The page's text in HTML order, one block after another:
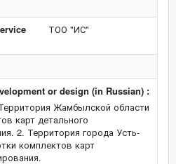
ТОО "ИС"
or design (in Russian) :
Жамбылской области
карт детального
2. Территория города Усть-
комплектов карт